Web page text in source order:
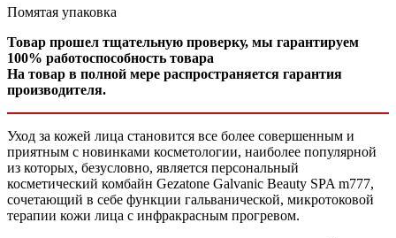
Помятая упаковка
Товар прошел тщательную проверку, мы гарантируем
100% работоспособность товара
На товар в полной мере распространяется гарантия
производителя.
Уход за кожей лица становится все более совершенным и
приятным с новинками косметологии, наиболее популярной
из которых, безусловно, является персональный
косметический комбайн Gezatone Galvanic Beauty SPA m777,
сочетающий в себе функции гальванической, микротоковой
терапии кожи лица с инфракрасным прогревом.